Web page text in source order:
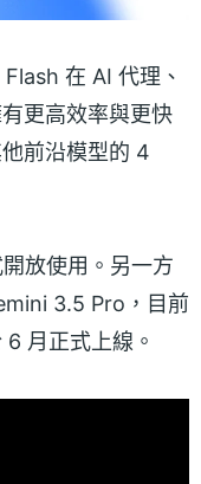
在 AI 代理、
更高效率與更快
前沿模型的 4
放使用。另一方
3.5 Pro，目前
月正式上線。